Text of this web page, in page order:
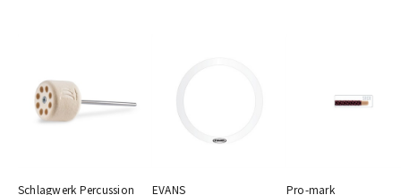
Schlagwerk Percussion EVANS Pro-mark